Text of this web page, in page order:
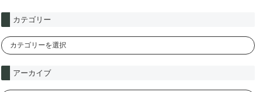
カテゴリー
アーカイブ